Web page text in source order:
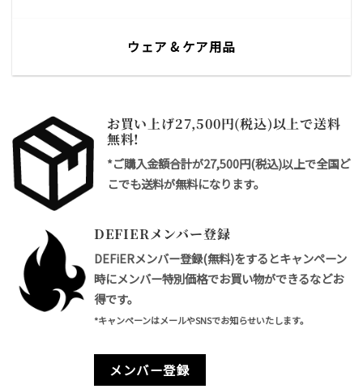
ウェア & ケア用品
お買い上げ27,500円(税込)以上で送料
無料!
*ご購入金額合計が27,500円(税込)以上で全国ど
こでも送料が無料になります。
DEFIERメンバー登録
DEFiERメンバー登録(無料)をするとキャンペーン
時にメンバー特別価格でお買い物ができるなどお
得です。
*キャンペーンはメールやSNSでお知らせいたします。
メンバー登録